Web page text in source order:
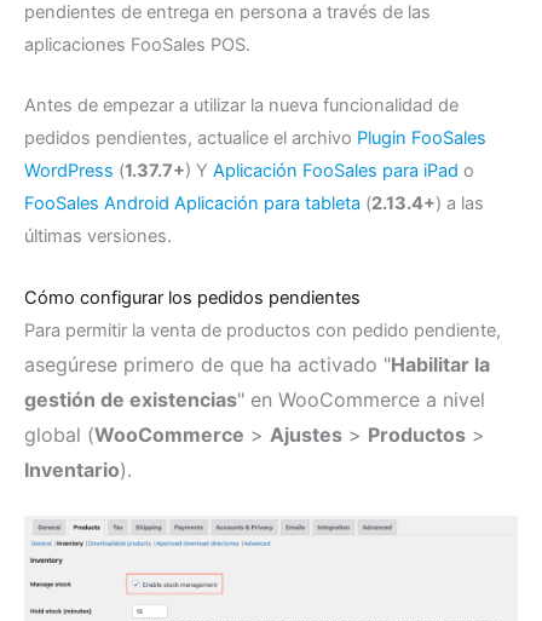
pendientes de entrega en persona a través de las
aplicaciones FooSales POS.
Antes de empezar a utilizar la nueva funcionalidad de
pedidos pendientes, actualice el archivo Plugin FooSales
WordPress (1.37.7+) Y Aplicación FooSales para iPad o
FooSales Android Aplicación para tableta (2.13.4+) a las
últimas versiones.
Cómo configurar los pedidos pendientes
Para permitir la venta de productos con pedido pendiente,
asegúrese primero de que ha activado "Habilitar la
gestión de existencias" en WooCommerce a nivel
global (WooCommerce > Ajustes > Productos >
Inventario).